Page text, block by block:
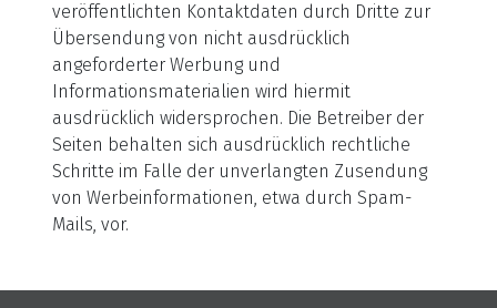
veröffentlichten Kontaktdaten durch Dritte zur
Übersendung von nicht ausdrücklich
angeforderter Werbung und
Informationsmaterialien wird hiermit
ausdrücklich widersprochen. Die Betreiber der
Seiten behalten sich ausdrücklich rechtliche
Schritte im Falle der unverlangten Zusendung
von Werbeinformationen, etwa durch Spam-
Mails, vor.